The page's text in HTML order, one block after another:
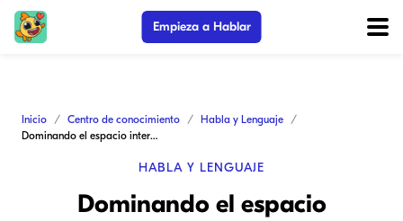
Empieza a Hablar
Inicio Centro de conocimiento
Habla y Lenguaje
Dominando el espacio intermedio: Cómo enseñar a los niños a dejar espacio entre las palabras
HABLA Y LENGUAJE
Dominando el espacio